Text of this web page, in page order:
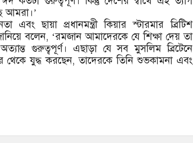
আমরা।’
ছায়া প্রধানমন্ত্রী কিয়ার স্টারমার ব্রিটিশ
বলেন, ‘রমজান আমাদেরকে যে শিক্ষা দেয় তা
গুরুত্বপূর্ণ। এছাড়া যে সব মুসলিম ব্রিটেনে
থেকে যুদ্ধ করছেন, তাদেরকে তিনি শুভকামনা এবং